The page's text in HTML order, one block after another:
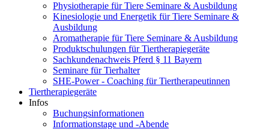
Physiotherapie für Tiere Seminare & Ausbildung
Kinesiologie und Energetik für Tiere Seminare &
Ausbildung
Aromatherapie für Tiere Seminare & Ausbildung
Produktschulungen für Tiertherapiegeräte
Sachkundenachweis Pferd § 11 Bayern
Seminare für Tierhalter
SHE-Power - Coaching für Tiertherapeutinnen
Tiertherapiegeräte
Infos
Buchungsinformationen
Informationstage und -Abende